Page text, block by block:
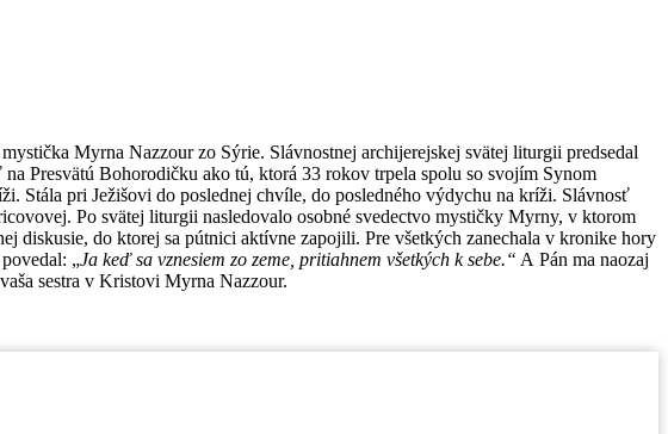
Myrna Nazzour zo Sýrie. Slávnostnej archijerejskej svätej liturgii predsedal
Presvätú Bohorodičku ako tú, ktorá 33 rokov trpela spolu so svojím Synom
Stála pri Ježišovi do poslednej chvíle, do posledného výdychu na kríži. Slávnosť
Po svätej liturgii nasledovalo osobné svedectvo mystičky Myrny, v ktorom
diskusie, do ktorej sa pútnici aktívne zapojili. Pre všetkých zanechala v kronike hory
„Ja keď sa vznesiem zo zeme, pritiahnem všetkých k sebe.“ A Pán ma naozaj
sestra v Kristovi Myrna Nazzour.